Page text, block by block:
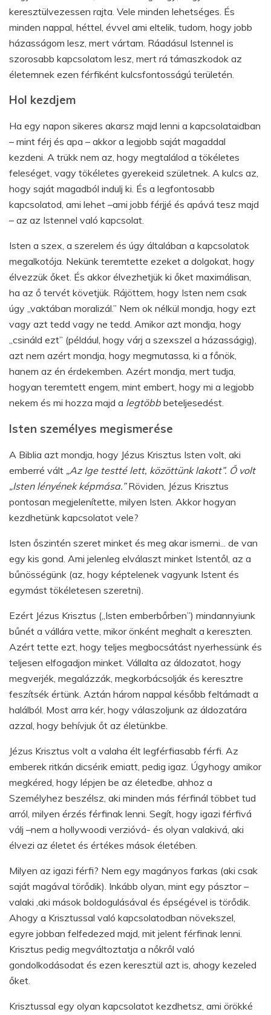
keresztülvezessen rajta. Vele minden lehetséges. És
minden nappal, héttel, évvel ami eltelik, tudom, hogy jobb
házasságom lesz, mert vártam. Ráadásul Istennel is
szorosabb kapcsolatom lesz, mert rá támaszkodok az
életemnek ezen férfiként kulcsfontosságú területén.
Hol kezdjem
Ha egy napon sikeres akarsz majd lenni a kapcsolataidban
– mint férj és apa – akkor a legjobb saját magaddal
kezdeni. A trükk nem az, hogy megtalálod a tökéletes
feleséget, vagy tökéletes gyerekeid születnek. A kulcs az,
hogy saját magadból indulj ki. És a legfontosabb
kapcsolatod, ami lehet –ami jobb férjjé és apává tesz majd
– az az Istennel való kapcsolat.
Isten a szex, a szerelem és úgy általában a kapcsolatok
megalkotója. Nekünk teremtette ezeket a dolgokat, hogy
élvezzük őket. És akkor élvezhetjük ki őket maximálisan,
ha az ő tervét követjük. Rájöttem, hogy Isten nem csak
úgy „vaktában moralizál.” Nem ok nélkül mondja, hogy ezt
vagy azt tedd vagy ne tedd. Amikor azt mondja, hogy
„csináld ezt” (például, hogy várj a szexszel a házasságig),
azt nem azért mondja, hogy megmutassa, ki a főnök,
hanem az én érdekemben. Azért mondja, mert tudja,
hogyan teremtett engem, mint embert, hogy mi a legjobb
nekem és mi hozza majd a legtöbb beteljesedést.
Isten személyes megismerése
A Biblia azt mondja, hogy Jézus Krisztus Isten volt, aki
emberré vált „Az Ige testté lett, közöttünk lakott”. Ő volt
„Isten lényének képmása.”Röviden, Jézus Krisztus
pontosan megjelenítette, milyen Isten. Akkor hogyan
kezdhetünk kapcsolatot vele?
Isten őszintén szeret minket és meg akar ismerni... de van
egy kis gond. Ami jelenleg elválaszt minket Istentől, az a
bűnösségünk (az, hogy képtelenek vagyunk Istent és
egymást tökéletesen szeretni).
Ezért Jézus Krisztus („Isten emberbőrben”) mindannyiunk
bűnét a vállára vette, mikor önként meghalt a kereszten.
Azért tette ezt, hogy teljes megbocsátást nyerhessünk és
teljesen elfogadjon minket. Vállalta az áldozatot, hogy
megverjék, megalázzák, megkorbácsolják és keresztre
feszítsék értünk. Aztán három nappal később feltámadt a
halálból. Most arra kér, hogy válaszoljunk az áldozatára
azzal, hogy behívjuk őt az életünkbe.
Jézus Krisztus volt a valaha élt legférfiasabb férfi. Az
emberek ritkán dicsérik emiatt, pedig igaz. Úgyhogy amikor
megkéred, hogy lépjen be az életedbe, ahhoz a
Személyhez beszélsz, aki minden más férfinál többet tud
arról, milyen érzés férfinak lenni. Segít, hogy igazi férfivá
válj –nem a hollywoodi verzióvá- és olyan valakivá, aki
élvezi az életet és értékes mások életében.
Milyen az igazi férfi? Nem egy magányos farkas (aki csak
saját magával törődik). Inkább olyan, mint egy pásztor –
valaki ,aki mások boldogulásával és épségével is törődik.
Ahogy a Krisztussal való kapcsolatodban növekszel,
egyre jobban felfedezed majd, mit jelent férfinak lenni.
Krisztus pedig megváltoztatja a nőkről való
gondolkodásodat és ezen keresztül azt is, ahogy kezeled
őket.
Krisztussal egy olyan kapcsolatot kezdhetsz, ami örökké